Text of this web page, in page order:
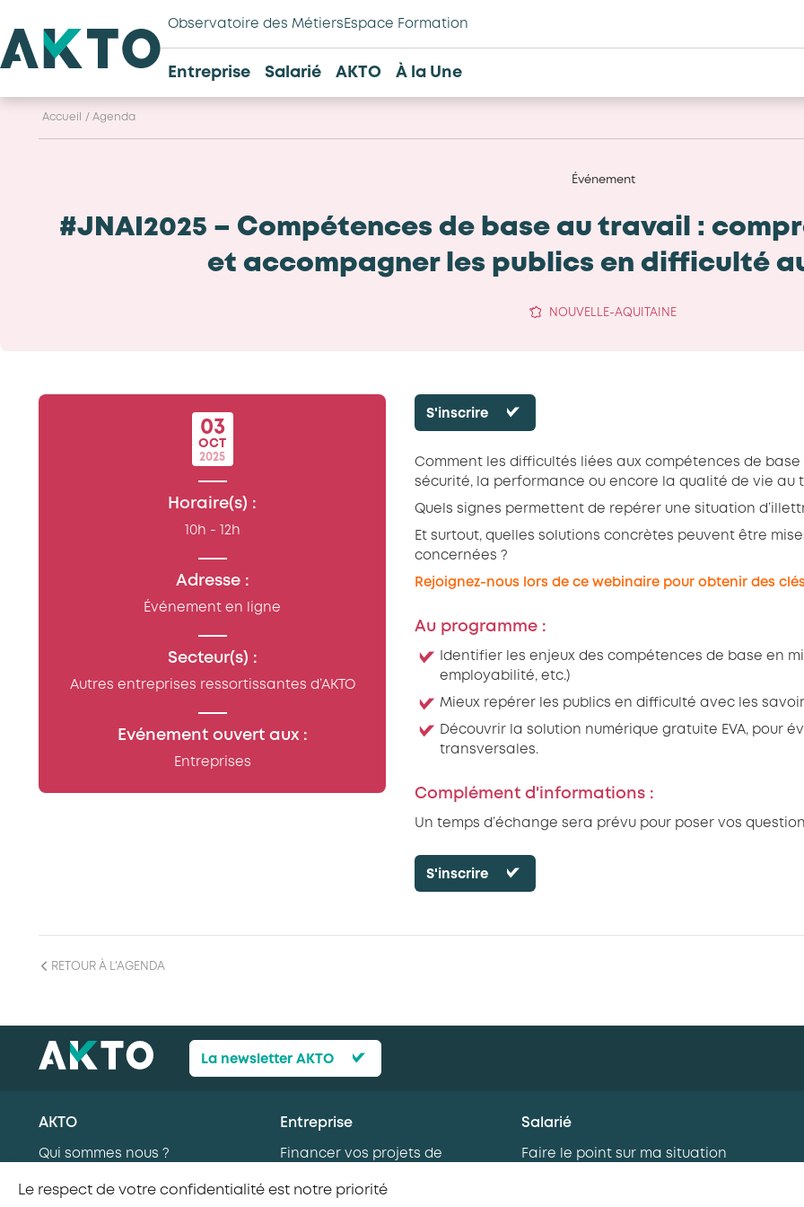
Observatoire des Métiers Espace Formation
Entreprise Salarié AKTO À la Une
Accueil / Agenda
Événement
#JNAI2025 – Compétences de base au travail :
et accompagner les publics en difficulté au
NOUVELLE-AQUITAINE
03
OCT
2025
Horaire(s) :
10h - 12h
Adresse :
Événement en ligne
Secteur(s) :
Autres entreprises ressortissantes d’AKTO
Evénement ouvert aux :
Entreprises
S'inscrire
Comment les difficultés liées aux compétences de
sécurité, la performance ou encore la qualité de vie au
Quels signes permettent de repérer une situation
Et surtout, quelles solutions concrètes peuvent être
concernées ?
Rejoignez-nous lors de ce webinaire pour obtenir des
Au programme :
Identifier les enjeux des compétences de base en
employabilité, etc.)
Mieux repérer les publics en difficulté avec les
Découvrir la solution numérique gratuite EVA, pour
transversales.
Complément d'informations :
Un temps d’échange sera prévu pour poser vos
S'inscrire
RETOUR À L'AGENDA
La newsletter AKTO
AKTO
Qui sommes nous ?
Entreprise
Financer vos projets de
Salarié
Faire le point sur ma situation
Le respect de votre confidentialité est notre priorité